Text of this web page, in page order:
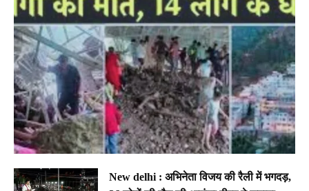
New delhi : अभिनेता विजय की रैली में भगदड़,